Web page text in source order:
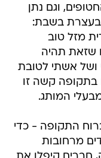
וגם נתן
בעצרת בשבת:
מזל טוב
שזאת תהיה
אשתי לטובת
בתקופה קשה זו
המותג.
התקופה - כדי
מרחובות